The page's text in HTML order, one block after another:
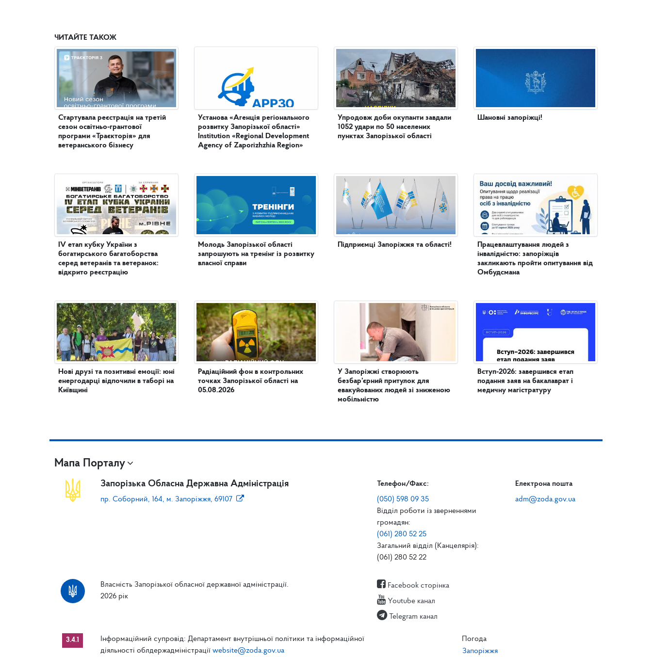
ЧИТАЙТЕ ТАКОЖ
Стартувала реєстрація на третій
сезон освітньо-грантової
програми «Траєкторія» для
ветеранського бізнесу
IV етап кубку України з
богатирського багатоборства
серед ветеранів та ветеранок:
відкрито реєстрацію
Нові друзі та позитивні емоції: юні
енергодарці відпочили в таборі на
Київщині
Установа «Агенція регіонального
розвитку Запорізької області»
Institution «Regional Development
Agency of Zaporizhzhia Region»
Молодь Запорізької області
запрошують на тренінг із розвитку
власної справи
Радіаційний фон в контрольних
точках Запорізької області на
05.08.2026
Упродовж доби окупанти завдали
1052 удари по 50 населених
пунктах Запорізької області
Підприємці Запоріжжя та області!
У Запоріжжі створюють
безбар’єрний притулок для
евакуйованих людей зі зниженою
мобільністю
Шановні запоріжці!
Працевлаштування людей з
інвалідністю: запоріжців
закликають пройти опитування від
Омбудсмана
Вступ-2026: завершився етап
подання заяв на бакалаврат і
медичну магістратуру
Мапа Порталу
Запорізька Обласна Державна Адміністрація
пр. Соборний, 164, м. Запоріжжя, 69107
Телефон/Факс:
(050) 598 09 35
Відділ роботи із зверненнями
громадян:
(061) 280 52 25
Загальний відділ (Канцелярія):
(061) 280 52 22
Електрона пошта
adm@zoda.gov.ua
Власність Запорізької обласної державної адміністрації.
2026 рік
Facebook сторінка
Youtube канал
Telegram канал
3.4.1
Інформаційний супровід: Департамент внутрішньої політики та інформаційної
діяльності облдержадміністрації website@zoda.gov.ua
Погода
Запоріжжя